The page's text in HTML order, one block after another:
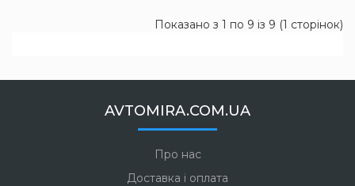
Показано з 1 по 9 із 9 (1 сторінок)
AVTOMIRA.COM.UA
Про нас
Доставка і оплата